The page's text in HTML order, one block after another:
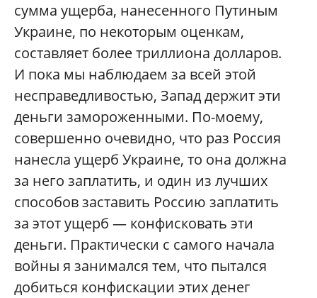
сумма ущерба, нанесенного Путиным
Украине, по некоторым оценкам,
составляет более триллиона долларов.
И пока мы наблюдаем за всей этой
несправедливостью, Запад держит эти
деньги замороженными. По-моему,
совершенно очевидно, что раз Россия
нанесла ущерб Украине, то она должна
за него заплатить, и один из лучших
способов заставить Россию заплатить
за этот ущерб — конфисковать эти
деньги. Практически с самого начала
войны я занимался тем, что пытался
добиться конфискации этих денег